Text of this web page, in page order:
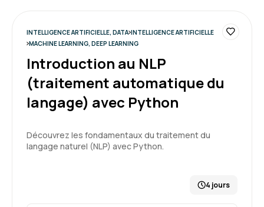
INTELLIGENCE ARTIFICIELLE, DATA INTELLIGENCE ARTIFICIELLE
MACHINE LEARNING, DEEP LEARNING
Introduction au NLP
(traitement automatique du
langage) avec Python
Découvrez les fondamentaux du traitement du
langage naturel (NLP) avec Python.
4 jours